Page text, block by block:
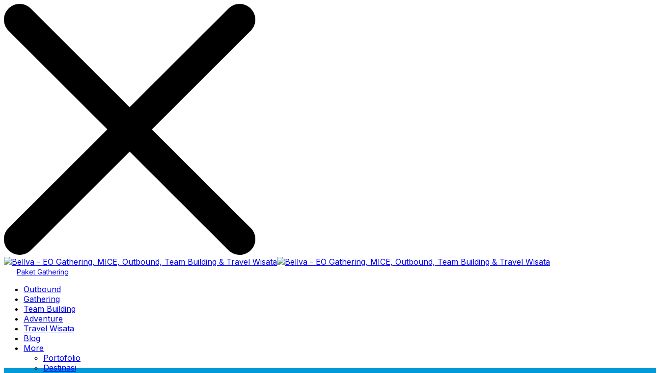
Paket Gathering
Outbound
Gathering
Team Building
Adventure
Travel Wisata
Blog
More
Portofolio
Destinasi